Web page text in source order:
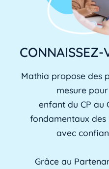
Mathia propose des
mesure
enfant du CP au
fondamentaux
avec
Grâce au